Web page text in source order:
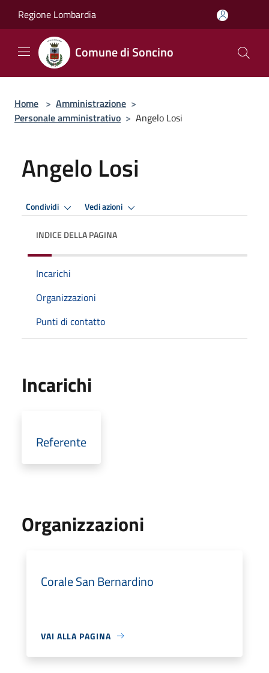
Regione Lombardia
Comune di Soncino
Home > Amministrazione >
Personale amministrativo > Angelo Losi
Angelo Losi
Condividi Vedi azioni
INDICE DELLA PAGINA
Incarichi
Organizzazioni
Punti di contatto
Incarichi
Referente
Organizzazioni
Corale San Bernardino
VAI ALLA PAGINA